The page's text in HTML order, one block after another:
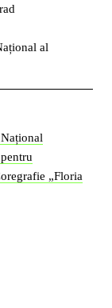
al
„Floria